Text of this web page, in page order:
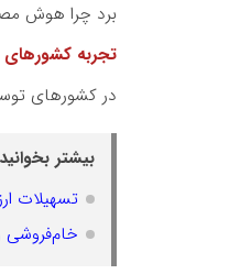
برد چرا هوش
تجربه
در کشورهای
بیشتر
تسهیلات ارزی و
خام‌فروشی